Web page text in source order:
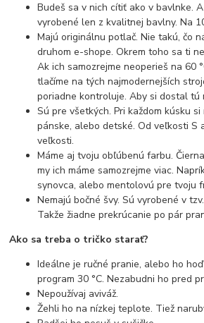
Budeš sa v nich cítiť ako v bavlnke.
vyrobené len z kvalitnej bavlny. Na
Majú originálnu potlač. Nie takú, čo
druhom e-shope. Okrem toho sa ti
Ak ich samozrejme neoperieš na 60
tlačíme na tých najmodernejších
poriadne kontroluje. Aby si dostal tú
Sú pre všetkých. Pri každom kúsku
pánske, alebo detské. Od veľkosti S
veľkosti.
Máme aj tvoju obľúbenú farbu.
my ich máme samozrejme viac.
synovca, alebo mentolovú pre tvoju
Nemajú bočné švy. Sú vyrobené v
Takže žiadne prekrúcanie po pár
Ako sa treba o tričko starať?
Ideálne je ručné pranie, alebo ho
program 30 °C. Nezabudni ho pred
Nepoužívaj aviváž.
Žehli ho na nízkej teplote. Tiež